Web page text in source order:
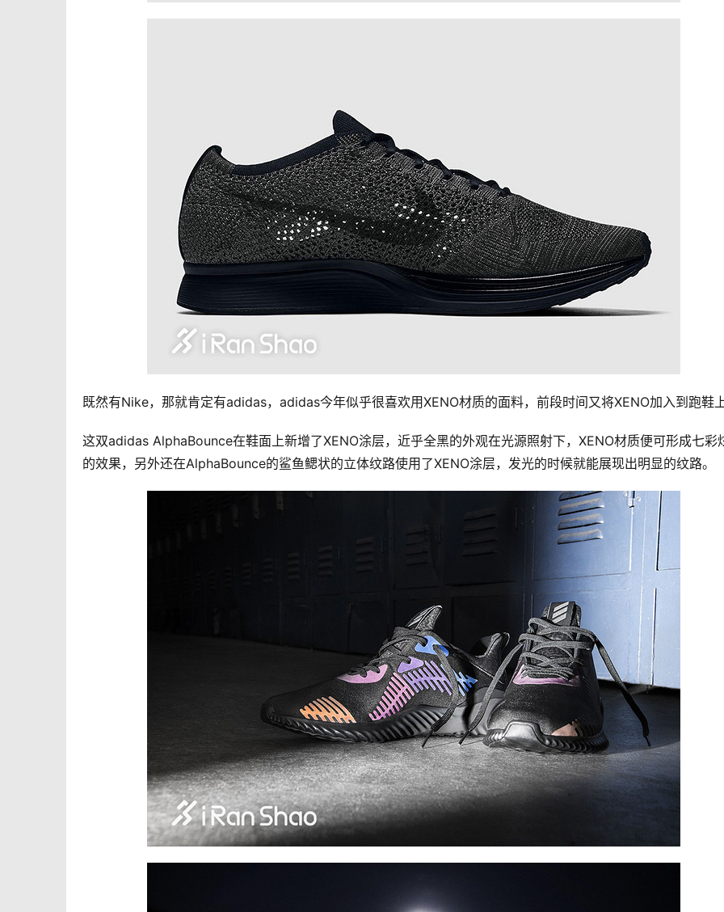
既然有Nike，那就肯定有adidas，adidas今年似乎很喜欢用XENO材质的面料，前段时间又将XENO加入到跑鞋
这双adidas AlphaBounce在鞋面上新增了XENO涂层，近乎全黑的外观在光源照射下，XENO材质便可形成七彩
的效果，另外还在AlphaBounce的鲨鱼鳃状的立体纹路使用了XENO涂层，发光的时候就能展现出明显的纹路。